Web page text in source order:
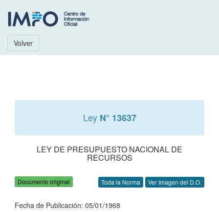
Volver
Ley N° 13637
LEY DE PRESUPUESTO NACIONAL DE
RECURSOS
Documento original Toda la Norma Ver Imagen del D.O.
Fecha de Publicación: 05/01/1968